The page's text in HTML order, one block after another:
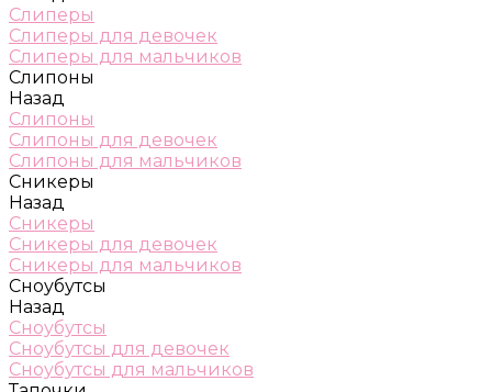
Слиперы
Слиперы для девочек
Слиперы для мальчиков
Слипоны
Назад
Слипоны
Слипоны для девочек
Слипоны для мальчиков
Сникеры
Назад
Сникеры
Сникеры для девочек
Сникеры для мальчиков
Сноубутсы
Назад
Сноубутсы
Сноубутсы для девочек
Сноубутсы для мальчиков